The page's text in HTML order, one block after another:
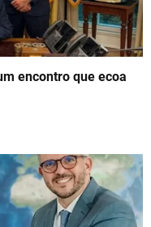
encontro que ecoa